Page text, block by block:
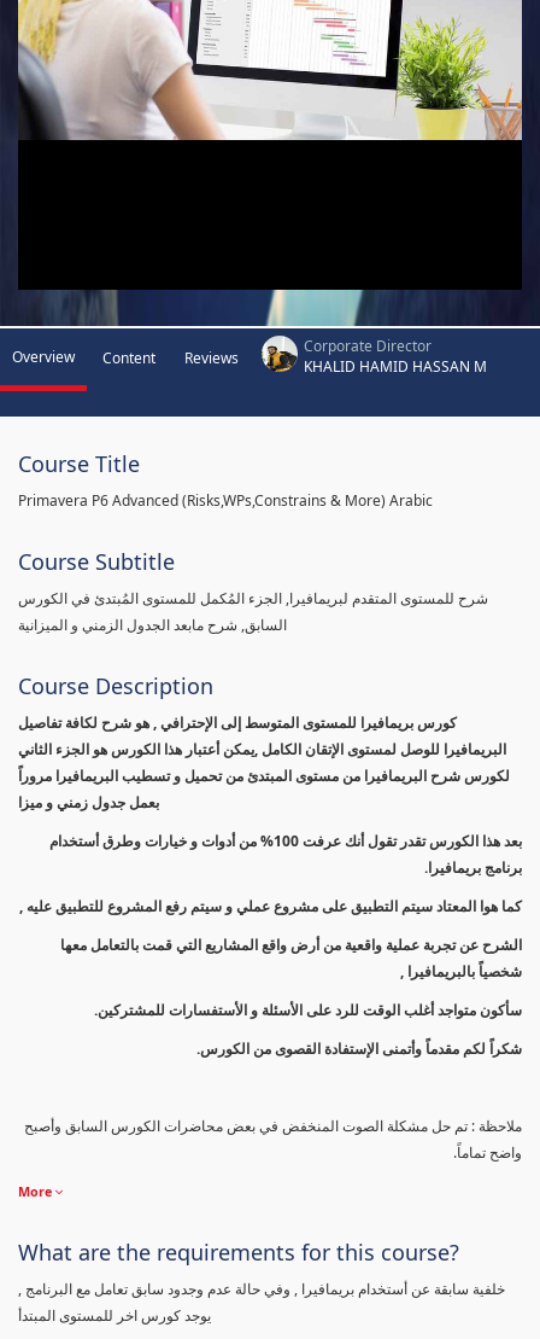
Overview Content Reviews
Corporate Director
KHALID HAMID HASSAN M
Course Title
Primavera P6 Advanced (Risks,WPs,Constrains & More) Arabic
Course Subtitle
شرح للمستوى المتقدم لبريمافيرا, الجزء المُكمل للمستوى المُبتدئ في الكورس
السابق, شرح مابعد الجدول الزمني و الميزانية
Course Description
كورس بريمافيرا للمستوى المتوسط إلى الإحترافي , هو شرح لكافة تفاصيل
البريمافيرا للوصل لمستوى الإتقان الكامل ,يمكن أعتبار هذا الكورس هو الجزء الثاني
لكورس شرح البريمافيرا من مستوى المبتدئ من تحميل و تسطيب البريمافيرا مروراً
بعمل جدول زمني و ميزا
بعد هذا الكورس تقدر تقول أنك عرفت 100% من أدوات و خيارات وطرق أستخدام
برنامج بريمافيرا.
كما هوا المعتاد سيتم التطبيق على مشروع عملي و سيتم رفع المشروع للتطبيق عليه ,
الشرح عن تجربة عملية واقعية من أرض واقع المشاريع التي قمت بالتعامل معها
شخصياً بالبريمافيرا ,
سأكون متواجد أغلب الوقت للرد على الأسئلة و الأستفسارات للمشتركين.
شكراً لكم مقدماً وأتمنى الإستفادة القصوى من الكورس.
ملاحظة : تم حل مشكلة الصوت المنخفض في بعض محاضرات الكورس السابق وأصبح
واضح تماماً.
More
What are the requirements for this course?
خلفية سابقة عن أستخدام بريمافيرا , وفي حالة عدم وجدود سابق تعامل مع البرنامج ,
يوجد كورس اخر للمستوى المبتدأ